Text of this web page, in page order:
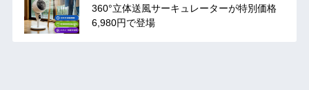
360°立体送風サーキュレーターが特別価格
6,980円で登場